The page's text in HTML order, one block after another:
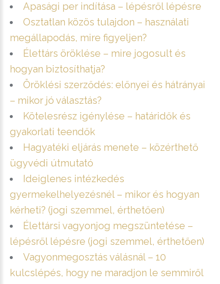
Apasági per indítása – lépésről lépésre
Osztatlan közös tulajdon – használati
megállapodás, mire figyeljen?
Élettárs öröklése – mire jogosult és
hogyan biztosíthatja?
Öröklési szerződés: előnyei és hátrányai
– mikor jó választás?
Kötelesrész igénylése – határidők és
gyakorlati teendők
Hagyatéki eljárás menete – közérthető
ügyvédi útmutató
Ideiglenes intézkedés
gyermekelhelyezésnél – mikor és hogyan
kérheti? (jogi szemmel, érthetően)
Élettársi vagyonjog megszüntetése –
lépésről lépésre (jogi szemmel, érthetően)
Vagyonmegosztás válásnál – 10
kulcslépés, hogy ne maradjon le semmiről